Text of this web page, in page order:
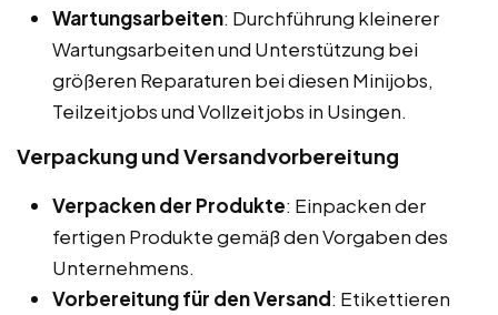
Wartungsarbeiten: Durchführung kleinerer
Wartungsarbeiten und Unterstützung bei
größeren Reparaturen bei diesen Minijobs,
Teilzeitjobs und Vollzeitjobs in Usingen.
Verpackung und Versandvorbereitung
Verpacken der Produkte: Einpacken der
fertigen Produkte gemäß den Vorgaben des
Unternehmens.
Vorbereitung für den Versand: Etikettieren